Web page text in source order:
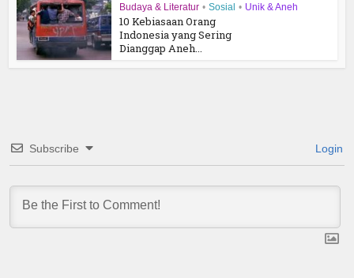
Budaya & Literatur • Sosial • Unik & Aneh
10 Kebiasaan Orang
Indonesia yang Sering
Dianggap Aneh...
Subscribe Login